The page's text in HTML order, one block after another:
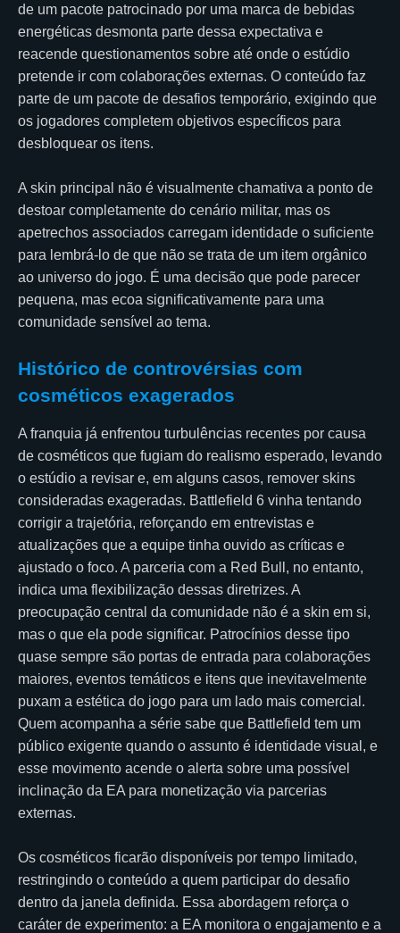
de um pacote patrocinado por uma marca de bebidas
energéticas desmonta parte dessa expectativa e
reacende questionamentos sobre até onde o estúdio
pretende ir com colaborações externas. O conteúdo faz
parte de um pacote de desafios temporário, exigindo que
os jogadores completem objetivos específicos para
desbloquear os itens.
A skin principal não é visualmente chamativa a ponto de
destoar completamente do cenário militar, mas os
apetrechos associados carregam identidade o suficiente
para lembrá-lo de que não se trata de um item orgânico
ao universo do jogo. É uma decisão que pode parecer
pequena, mas ecoa significativamente para uma
comunidade sensível ao tema.
Histórico de controvérsias com
cosméticos exagerados
A franquia já enfrentou turbulências recentes por causa
de cosméticos que fugiam do realismo esperado, levando
o estúdio a revisar e, em alguns casos, remover skins
consideradas exageradas. Battlefield 6 vinha tentando
corrigir a trajetória, reforçando em entrevistas e
atualizações que a equipe tinha ouvido as críticas e
ajustado o foco. A parceria com a Red Bull, no entanto,
indica uma flexibilização dessas diretrizes. A
preocupação central da comunidade não é a skin em si,
mas o que ela pode significar. Patrocínios desse tipo
quase sempre são portas de entrada para colaborações
maiores, eventos temáticos e itens que inevitavelmente
puxam a estética do jogo para um lado mais comercial.
Quem acompanha a série sabe que Battlefield tem um
público exigente quando o assunto é identidade visual, e
esse movimento acende o alerta sobre uma possível
inclinação da EA para monetização via parcerias
externas.
Os cosméticos ficarão disponíveis por tempo limitado,
restringindo o conteúdo a quem participar do desafio
dentro da janela definida. Essa abordagem reforça o
caráter de experimento: a EA monitora o engajamento e a